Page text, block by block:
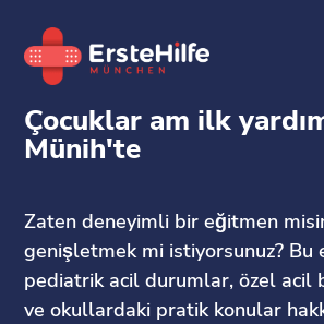
Çocuklar am ilk
Münih'te
Zaten deneyimli bir eğitmen
genişletmek mi istiyorsunuz? Bu
pediatrik acil durumlar, özel acil
ve okullardaki pratik konular